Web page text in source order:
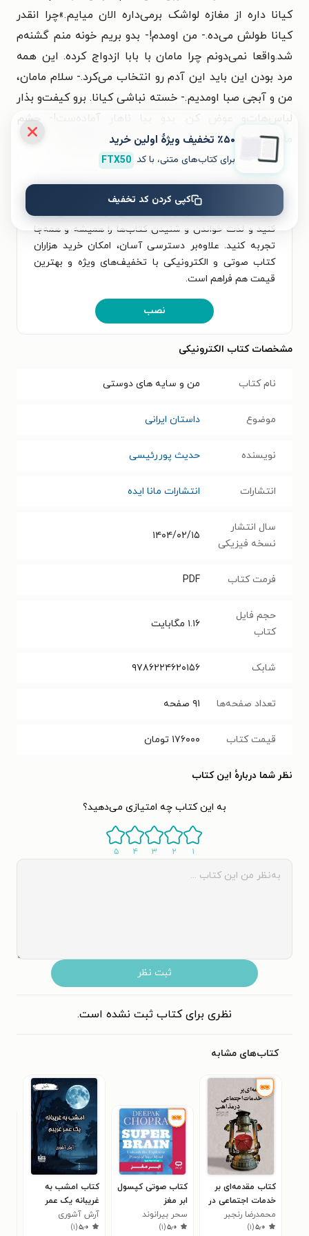
کیانا داره از مغازه لواشک برمی‌داره الان میایم.»چرا انقدر
کیانا طولش می‌ده.- من اومدم!- بدو بریم خونه منم گشنه‌م
شد.واقعا نمی‌دونم چرا مامان با بابا ازدواج کرده. این همه
مرد بودن این باید این آدم رو انتخاب می‌کرد.- سلام مامان،
من و آبجی صبا اومدیم.- خسته نباشی کیانا. برو کیفت‌و بذار
لباس‌هات‌و عوض کن. بدو بیا ناهار آماده‌ست!- چشم
مامان.- مامان.- بله صبا.- این دفعه چرا دعوا کردین؟»
و خواندن آن، اپلیکیشن طاقچه را به‌صورت رایگان نصب
کنید. در اپلیکیشن می‌توانید مطالعه‌ی خود را شخصی‌سازی
کنید و لذت خواندن و شنیدن کتاب‌ها را همیشه و همه‌جا
تجربه کنید. علاوه‌بر دسترسی آسان، امکان خرید هزاران
کتاب صوتی و الکترونیکی با تخفیف‌های ویژه و بهترین
قیمت هم فراهم است.
نصب
مشخصات کتاب الکترونیکی
نام کتاب من و سایه های دوستی
موضوع داستان ایرانی
نویسنده حدیث پوررئیسی
انتشارات انتشارات مانا ایده
سال انتشار
نسخه فیزیکی
۱۴۰۴/۰۲/۱۵
فرمت کتاب PDF
حجم فایل
کتاب
۱.۱۶ مگابایت
شابک ۹۷۸۶۲۲۴۶۲۰۱۵۶
تعداد صفحه‌ها ۹۱ صفحه
قیمت کتاب ۱۷۶۰۰۰ تومان
نظر شما دربارهٔ این کتاب
به این کتاب چه امتیازی می‌دهید؟
۱ ۲ ۳ ۴ ۵
ثبت نظر
نظری برای کتاب ثبت نشده است.
کتاب‌های مشابه
کتاب مقدمه‌ای بر
خدمات اجتماعی در
مذاهب
محمدرضا رنجبر
۵٫۰(۱)
کتاب صوتی کپسول
ابر مغز
سحر بیرانوند
۵٫۰(۱)
کتاب امشب به
غریبانه یک عمر
غریبم (دفتر اول)
آرش آشوری
۵٫۰(۱)
٪۵۰ تخفیف ویژۀ اولین خرید
برای کتاب‌های متنی، با کد FTX50
کپی کردن کد تخفیف